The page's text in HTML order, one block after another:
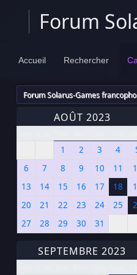
Forum
Accueil Rechercher
Forum Solarus-Games
AOÛT 2023
1 2 3 4
6
7 8 9 10 11
13
14 15 16 17 18
20
21 22 23 24 25
27
28 29 30 31
SEPTEMBRE 2023